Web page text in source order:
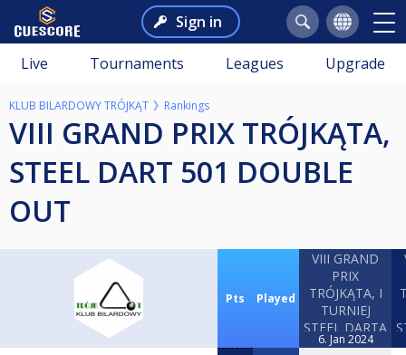
Sign in
Live Tournaments Leagues Upgrade
KLUB BILARDOWY TRÓJKĄT Rankings
VIII GRAND PRIX TRÓJKĄTA,
STEEL DART 501 DOUBLE
OUT
Pts Played
VIII GRAND
PRIX
TRÓJKĄTA, I
TURNIEJ
STEEL DARTA
6. Jan 2024